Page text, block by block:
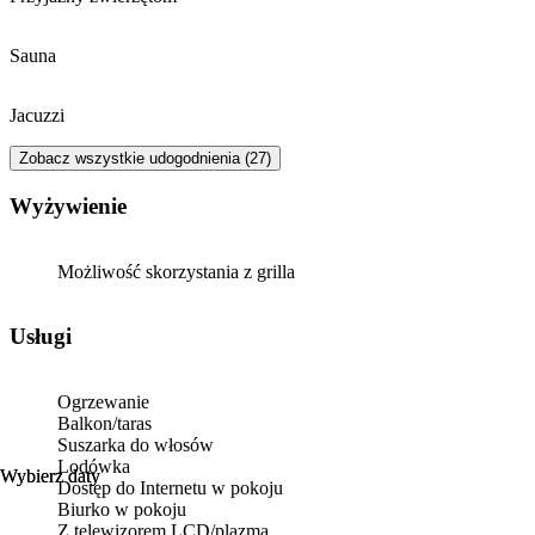
Wybierz daty
Wybierz daty
Sauna
Jacuzzi
Zobacz wszystkie udogodnienia (27)
Wyżywienie
Możliwość skorzystania z grilla
Usługi
Ogrzewanie
Balkon/taras
Suszarka do włosów
Lodówka
Dostęp do Internetu w pokoju
Biurko w pokoju
Z telewizorem LCD/plazmą